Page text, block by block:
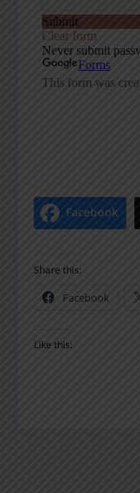
Facebook
Share this:
Facebook
Like this: